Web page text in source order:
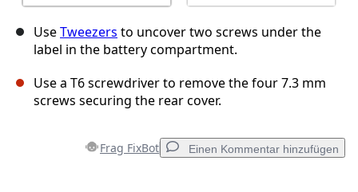
UseTweezers to uncover two screws under the
label in the battery compartment.
Use a T6 screwdriver to remove the four 7.3 mm
screws securing the rear cover.
Frag FixBot Einen Kommentar hinzufügen